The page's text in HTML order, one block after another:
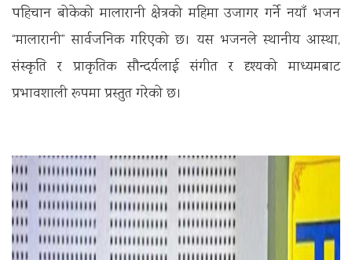
पहिचान बोकेको मालारानी क्षेत्रको महिमा उजागर गर्ने नयाँ भजन
“मालारानी” सार्वजनिक गरिएको छ। यस भजनले स्थानीय आस्था,
संस्कृति र प्राकृतिक सौन्दर्यलाई संगीत र दृश्यको माध्यमबाट
प्रभावशाली रूपमा प्रस्तुत गरेको छ।